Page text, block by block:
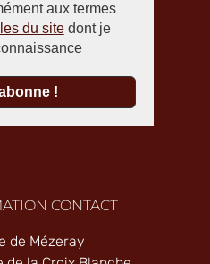
aux termes
du sitedont je
CONTACT
de Mézeray